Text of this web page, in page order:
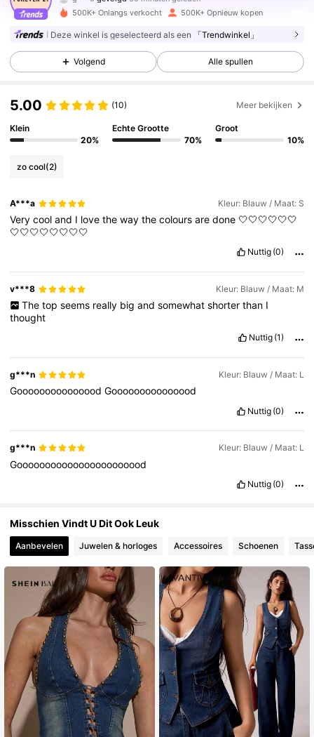
4.78
825K Volgers
4.78 825K Volgers
4.78 825K Volgers
4.78
4.78
4.78 825K Volgers
500K+ Onlangs verkocht 500K+ Opnieuw kopen
Deze winkel is geselecteerd als een 「Trendwinkel」
Volgend Alle spullen
5.00 (10) Meer bekijken
Klein
20%
Echte Grootte
70%
Groot
10%
zo cool(2)
A***a Kleur: Blauw / Maat: S
Verycooland I lovethewaythecoloursaredone🤍🤍🤍🤍🤍🤍
🤍🤍🤍🤍🤍🤍🤍🤍
Nuttig (0)
v***8 Kleur: Blauw / Maat: M
The top seems really big and somewhat shorter than I
thought
Nuttig (1)
g***n Kleur: Blauw / Maat: L
GoooooooooooooodGooooooooooooood
Nuttig (0)
g***n Kleur: Blauw / Maat: L
Gooooooooooooooooooooood
Nuttig (0)
Misschien Vindt U Dit Ook Leuk
Aanbevelen Juwelen & horloges Accessoires Schoenen